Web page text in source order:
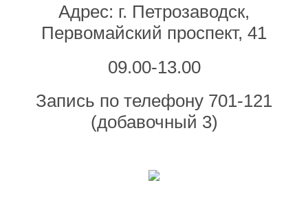
Адрес: г. Петрозаводск,
Первомайский проспект, 41
09.00-13.00
Запись по телефону 701-121
(добавочный 3)